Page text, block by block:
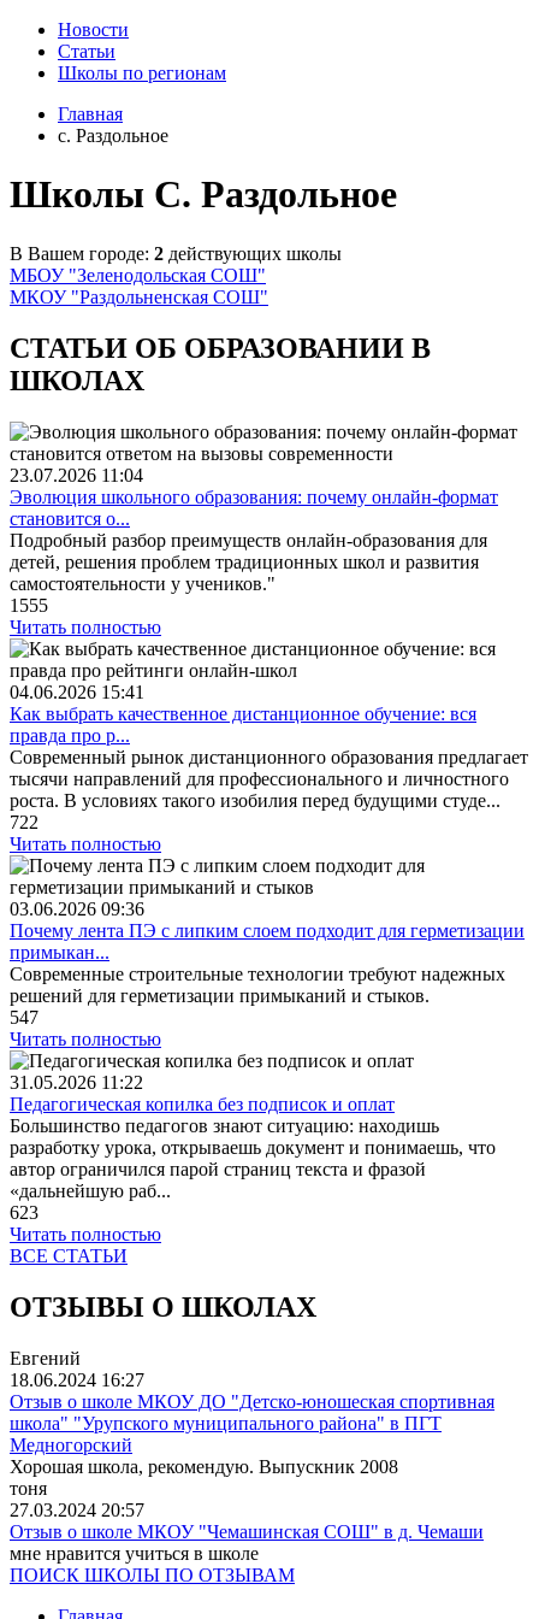
Новости
Статьи
Школы по регионам
Главная
c. Раздольное
Школы C. Раздольное
В Вашем городе: 2 действующих школы
МБОУ "Зеленодольская СОШ"
МКОУ "Раздольненская СОШ"
СТАТЬИ ОБ ОБРАЗОВАНИИ В
ШКОЛАХ
23.07.2026 11:04
Эволюция школьного образования: почему онлайн-формат
становится о...
Подробный разбор преимуществ онлайн-образования для
детей, решения проблем традиционных школ и развития
самостоятельности у учеников."
1555
Читать полностью
04.06.2026 15:41
Как выбрать качественное дистанционное обучение: вся
правда про р...
Современный рынок дистанционного образования предлагает
тысячи направлений для профессионального и личностного
роста. В условиях такого изобилия перед будущими студе...
722
Читать полностью
03.06.2026 09:36
Почему лента ПЭ с липким слоем подходит для герметизации
примыкан...
Современные строительные технологии требуют надежных
решений для герметизации примыканий и стыков.
547
Читать полностью
31.05.2026 11:22
Педагогическая копилка без подписок и оплат
Большинство педагогов знают ситуацию: находишь
разработку урока, открываешь документ и понимаешь, что
автор ограничился парой страниц текста и фразой
«дальнейшую раб...
623
Читать полностью
ВСЕ СТАТЬИ
ОТЗЫВЫ О ШКОЛАХ
Евгений
18.06.2024 16:27
Отзыв о школе МКОУ ДО "Детско-юношеская спортивная
школа" "Урупского муниципального района" в ПГТ
Медногорский
Хорошая школа, рекомендую. Выпускник 2008
тоня
27.03.2024 20:57
Отзыв о школе МКОУ "Чемашинская СОШ" в д. Чемаши
мне нравится учиться в школе
ПОИСК ШКОЛЫ ПО ОТЗЫВАМ